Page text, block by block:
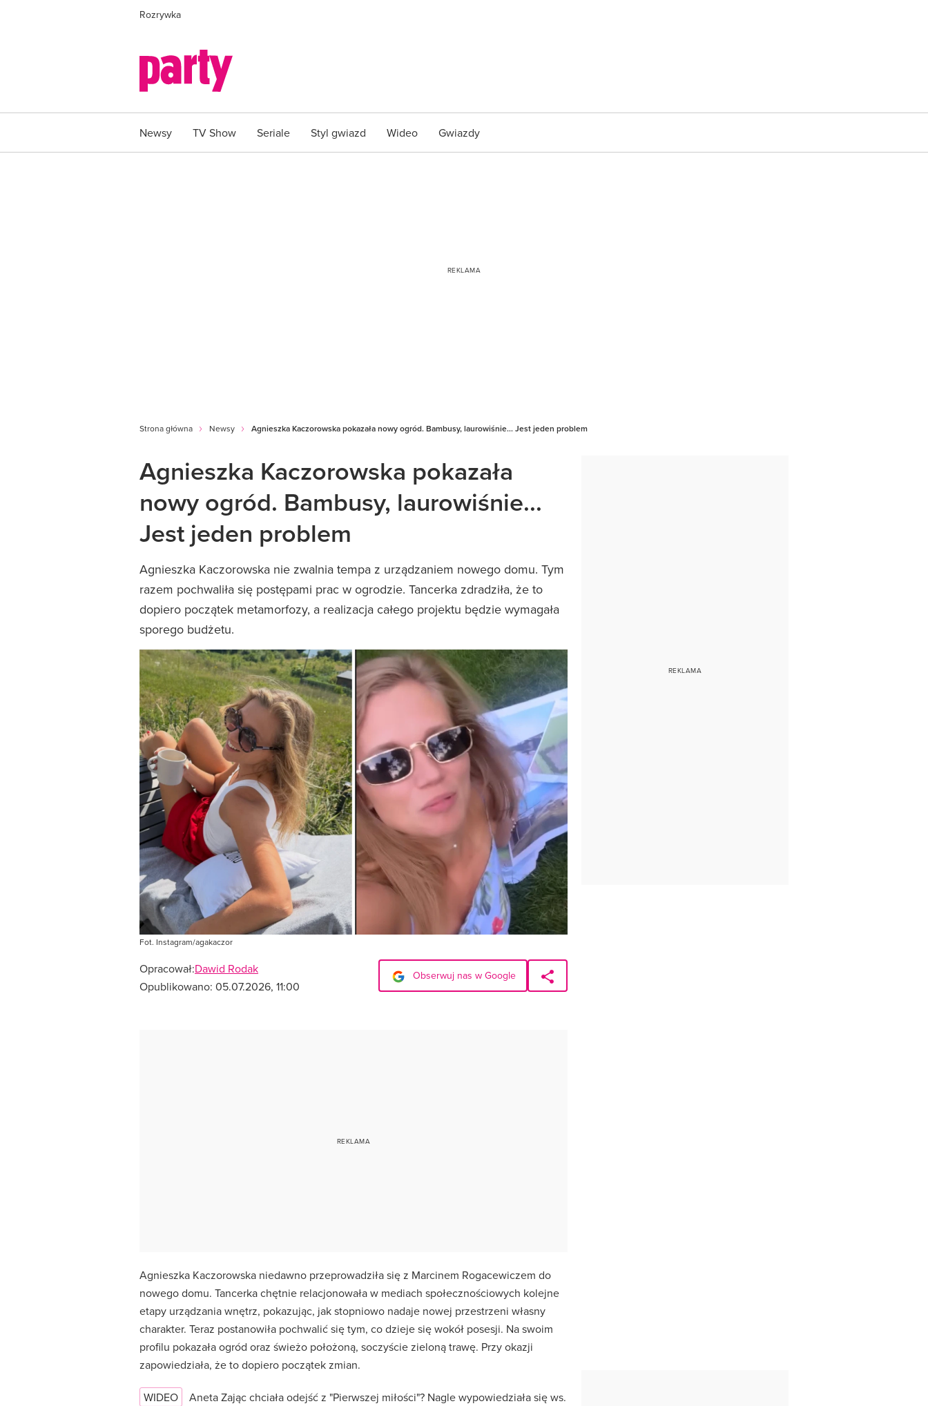
Rozrywka
Newsy TV Show Seriale Styl gwiazd Wideo Gwiazdy
Strona główna Newsy Agnieszka Kaczorowska pokazała nowy ogród. Bambusy, laurowiśnie... Jest jeden problem
Agnieszka Kaczorowska pokazała
nowy ogród. Bambusy, laurowiśnie...
Jest jeden problem
Agnieszka Kaczorowska nie zwalnia tempa z urządzaniem nowego domu. Tym
razem pochwaliła się postępami prac w ogrodzie. Tancerka zdradziła, że to
dopiero początek metamorfozy, a realizacja całego projektu będzie wymagała
sporego budżetu.
Fot. Instagram/agakaczor
Opracował:Dawid Rodak
Opublikowano: 05.07.2026, 11:00
Obserwuj nas w Google
Agnieszka Kaczorowska niedawno przeprowadziła się z Marcinem Rogacewiczem do
nowego domu. Tancerka chętnie relacjonowała w mediach społecznościowych kolejne
etapy urządzania wnętrz, pokazując, jak stopniowo nadaje nowej przestrzeni własny
charakter. Teraz postanowiła pochwalić się tym, co dzieje się wokół posesji. Na swoim
profilu pokazała ogród oraz świeżo położoną, soczyście zieloną trawę. Przy okazji
zapowiedziała, że to dopiero początek zmian.
WIDEO
Aneta Zając chciała odejść z "Pierwszej miłości"? Nagle wypowiedziała się ws.